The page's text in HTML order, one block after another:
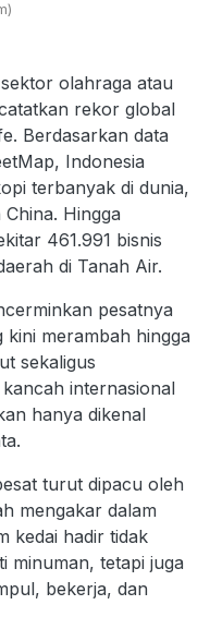
olahraga atau
rekor global
Berdasarkan data
Indonesia
terbanyak di dunia,
Hingga
461.991 bisnis
di Tanah Air.
pesatnya
merambah hingga
sekaligus
internasional
hanya dikenal
turut dipacu oleh
mengakar dalam
kedai hadir tidak
minuman, tetapi juga
bekerja, dan